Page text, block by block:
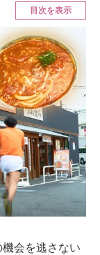
目次を表示
会を逃さない